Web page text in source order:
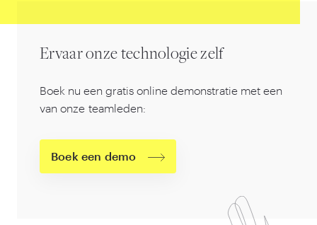
Ervaar onze technologie zelf
Boek nu een gratis online demonstratie met een
van onze teamleden:
Boek een demo